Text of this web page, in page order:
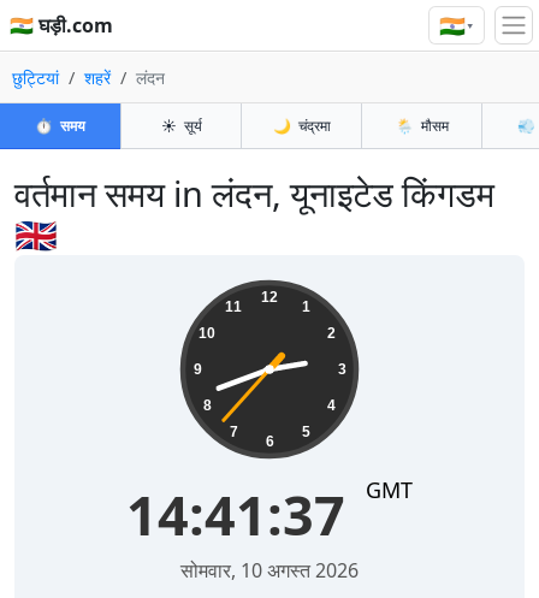
🇮🇳 घड़ी.com 🇮🇳▾
छुट्टियां शहरें लंदन
⏱️ समय ☀️ सूर्य 🌙 चंद्रमा 🌦️ मौसम 💨
वर्तमान समय in लंदन, यूनाइटेड किंगडम
🇬🇧
12
1
2
3
4
5
6
7
8
9
10
11
14:41:37 GMT
सोमवार, 10 अगस्त 2026